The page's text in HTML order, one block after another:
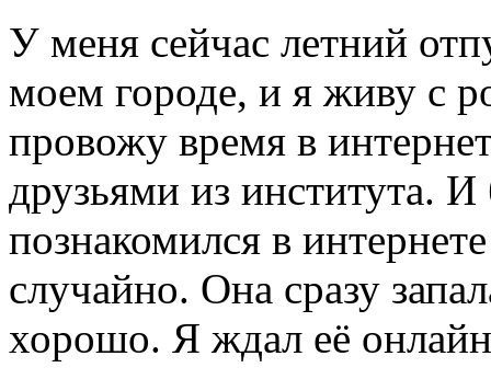
У меня сейчас летний
моем городе, и я живу с
провожу время в
друзьями из института.
познакомился в
случайно. Она сразу
хорошо. Я ждал её